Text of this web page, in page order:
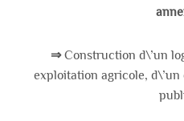
⇒Construction d\’un
exploitation agricole,